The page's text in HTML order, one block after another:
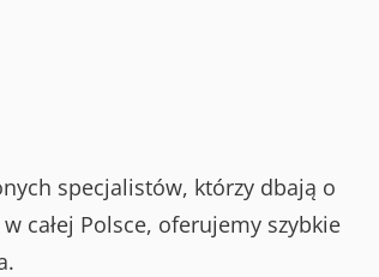
specjalistów, którzy dbają o
całej Polsce, oferujemy szybkie